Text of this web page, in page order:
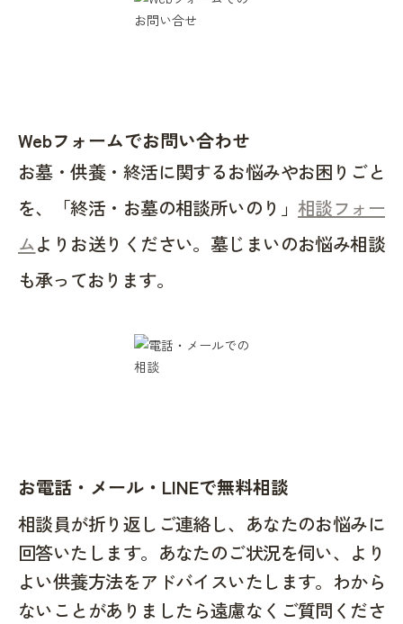
Webフォームでお問い合わせ
お墓・供養・終活に関するお悩みやお困りごと
を、「終活・お墓の相談所いのり」相談フォー
ムよりお送りください。墓じまいのお悩み相談
も承っております。
お電話・メール・LINEで無料相談
相談員が折り返しご連絡し、あなたのお悩みに
回答いたします。あなたのご状況を伺い、より
よい供養方法をアドバイスいたします。わから
ないことがありましたら遠慮なくご質問くださ